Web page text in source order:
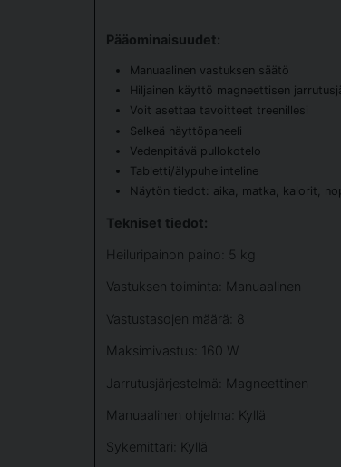
Pääominaisuudet:
Manuaalinen vastuksen säätö
Hiljainen käyttö magneettisen
Voit asettaa tavoitteet treenillesi
Selkeä näyttöpaneeli
Vedenpitävä pullokotelo
Tabletti/älypuhelinteline
Näytön tiedot: aika, matka, kalorit,
Tekniset tiedot:
Heiluripainon paino: 5 kg
Vastuksen toiminta: Manuaalinen
Vastustasojen määrä: 8
Maksimivastus: 160 W
Jarrutusjärjestelmä: Magneettinen
Manuaalinen ohjelma: Kyllä
Sykemittari: Kyllä